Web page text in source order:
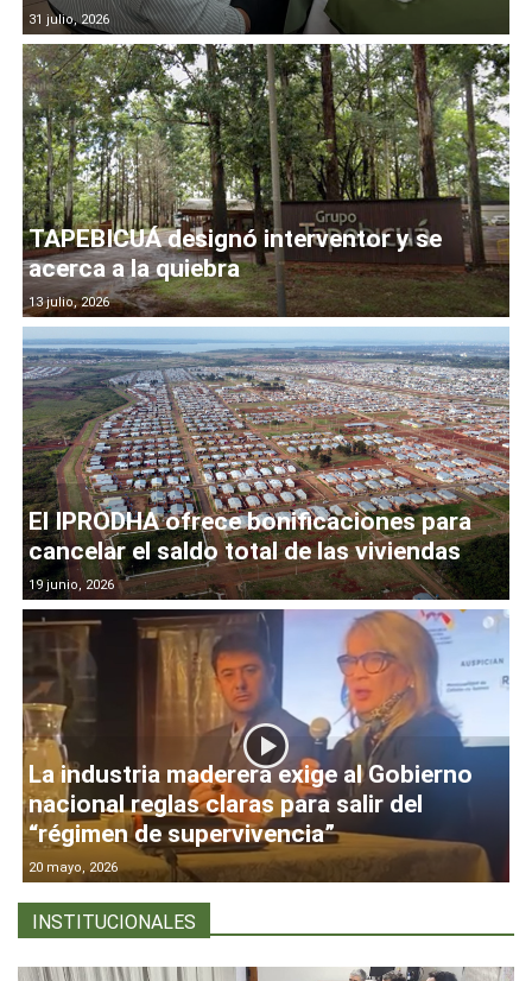
31 julio, 2026
TAPEBICUÁ designó interventor y se
acerca a la quiebra
13 julio, 2026
El IPRODHA ofrece bonificaciones para
cancelar el saldo total de las viviendas
19 junio, 2026
La industria maderera exige al Gobierno
nacional reglas claras para salir del
“régimen de supervivencia”
20 mayo, 2026
INSTITUCIONALES